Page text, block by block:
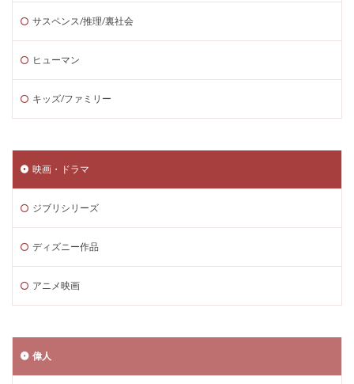
サスペンス/推理/裏社会
ヒューマン
キッズ/ファミリー
映画・ドラマ
ジブリシリーズ
ディズニー作品
アニメ映画
偉人